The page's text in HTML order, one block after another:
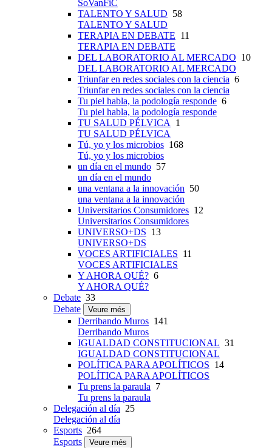
SoVanFiC
TALENTO Y SALUD 58
TALENTO Y SALUD
TERAPIA EN DEBATE 11
TERAPIA EN DEBATE
DEL LABORATORIO AL MERCADO 10
DEL LABORATORIO AL MERCADO
Triunfar en redes sociales con la ciencia 6
Triunfar en redes sociales con la ciencia
Tu piel habla, la podología responde 6
Tu piel habla, la podología responde
TU SALUD PÉLVICA 1
TU SALUD PÉLVICA
Tú, yo y los microbios 168
Tú, yo y los microbios
un día en el mundo 57
un día en el mundo
una ventana a la innovación 50
una ventana a la innovación
Universitarios Consumidores 12
Universitarios Consumidores
UNIVERSO+DS 13
UNIVERSO+DS
VOCES ARTIFICIALES 11
VOCES ARTIFICIALES
Y AHORA QUÉ? 6
Y AHORA QUÉ?
Debate 33
Debate
Veure més
Derribando Muros 141
Derribando Muros
IGUALDAD CONSTITUCIONAL 31
IGUALDAD CONSTITUCIONAL
POLÍTICA PARA APOLÍTICOS 14
POLÍTICA PARA APOLÍTICOS
Tu prens la paraula 7
Tu prens la paraula
Delegación al día 25
Delegación al día
Esports 264
Esports
Veure més